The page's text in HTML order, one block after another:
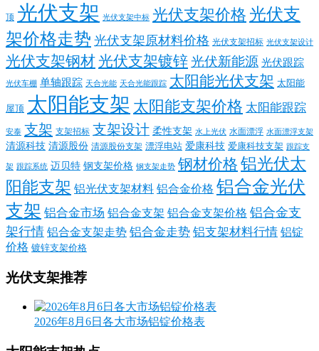
顶 光伏支架 光伏支架中标 光伏支架价格 光伏支
架价格走势 光伏支架原材料价格 光伏支架招标 光伏支架设计
光伏支架钢材光伏支架镀锌光伏新能源 光伏跟踪
光伏车棚 单轴跟踪 天合光能 天合光能跟踪 太阳能光伏支架 太阳能
屋顶 太阳能支架 太阳能支架价格 太阳能跟踪
安泰 支架 支架招标 支架设计 柔性支架 水上光伏 水面漂浮 水面漂浮支架
清源科技 清源股份 清源股份支架 漂浮电站 爱康科技 爱康科技支架 跟踪支
架 跟踪系统 迈贝特 钢支架价格 钢支架走势 钢材价格 铝光伏太
阳能支架 铝光伏支架材料 铝合金价格 铝合金光伏
支架 铝合金市场 铝合金支架 铝合金支架价格 铝合金支
架行情 铝合金支架走势 铝合金走势 铝支架材料行情 铝锭
价格 镀锌支架价格
光伏支架推荐
2026年8月6日各大市场铝锭价格表